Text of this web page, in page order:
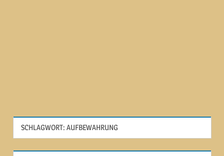
SCHLAGWORT: AUFBEWAHRUNG